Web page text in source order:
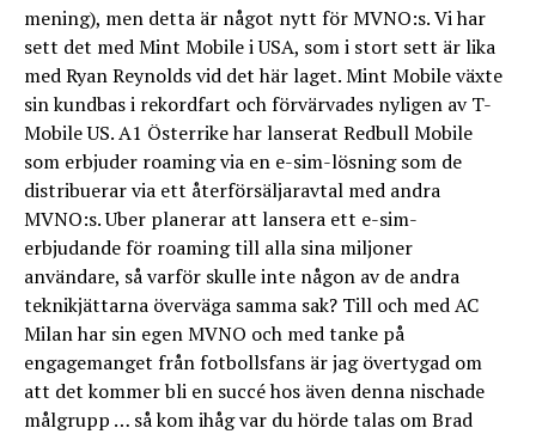
mening), men detta är något nytt för MVNO:s. Vi har
sett det med Mint Mobile i USA, som i stort sett är lika
med Ryan Reynolds vid det här laget. Mint Mobile växte
sin kundbas i rekordfart och förvärvades nyligen av T-
Mobile US. A1 Österrike har lanserat Redbull Mobile
som erbjuder roaming via en e-sim-lösning som de
distribuerar via ett återförsäljaravtal med andra
MVNO:s. Uber planerar att lansera ett e-sim-
erbjudande för roaming till alla sina miljoner
användare, så varför skulle inte någon av de andra
teknikjättarna överväga samma sak? Till och med AC
Milan har sin egen MVNO och med tanke på
engagemanget från fotbollsfans är jag övertygad om
att det kommer bli en succé hos även denna nischade
målgrupp … så kom ihåg var du hörde talas om Brad